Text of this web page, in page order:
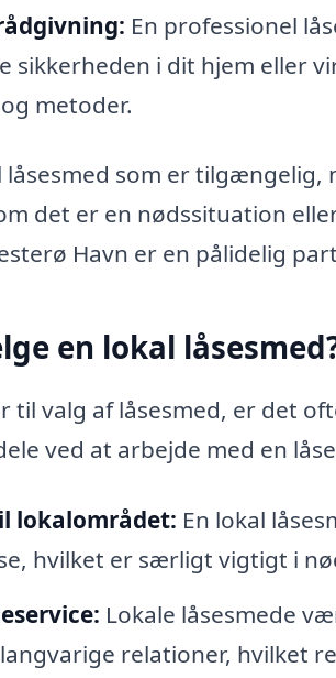
En professionel
sikkerheden i dit hjem eller
metoder.
låsesmed som er
det er en nødssituation
Havn er en pålidelig
en lokal
til valg af låsesmed, er det
ved at arbejde med en
lokalområdet: En lokal
hvilket er særligt vigtigt i
Lokale låsesmede
relationer, hvilket